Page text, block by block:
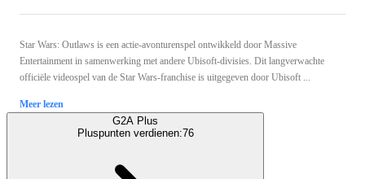
Star Wars: Outlaws is een actie-avonturenspel ontwikkeld door Massive
Entertainment in samenwerking met andere Ubisoft-divisies. Dit langverwachte
officiële videospel van de Star Wars-franchise is uitgegeven door Ubisoft ...
Meer lezen
G2A Plus
Pluspunten verdienen:76